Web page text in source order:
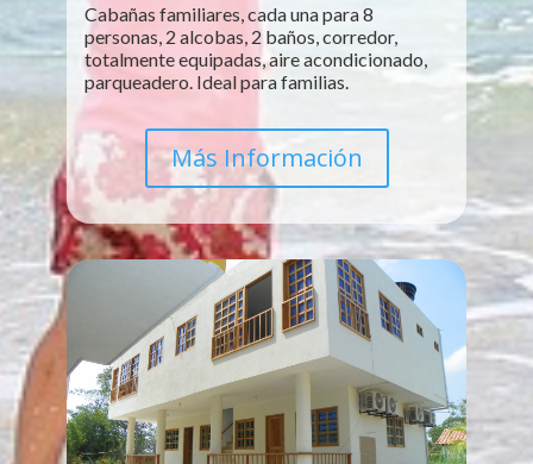
Cabañas familiares, cada una para 8
personas, 2 alcobas, 2 baños, corredor,
totalmente equipadas, aire acondicionado,
parqueadero. Ideal para familias.
Más Información